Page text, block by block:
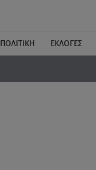
ΠΟΛΙΤΙΚΗ ΕΚΛΟΓΕΣ